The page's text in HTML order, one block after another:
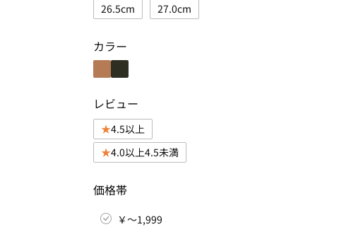
26.5cm
27.0cm
カラー
レビュー
4.5以上
4.0以上4.5未満
価格帯
￥～1,999